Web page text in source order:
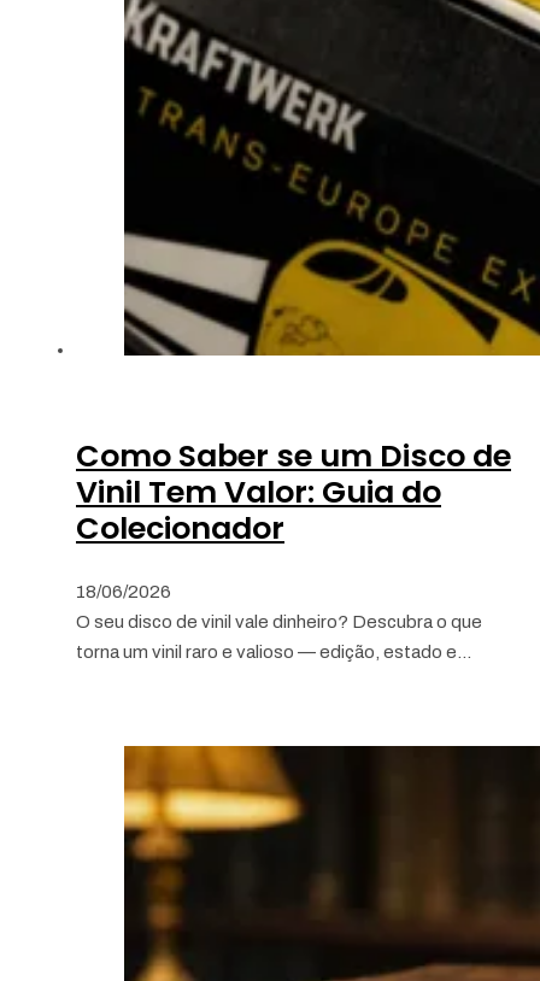
Como Saber se um Disco de
Vinil Tem Valor: Guia do
Colecionador
18/06/2026
O seu disco de vinil vale dinheiro? Descubra o que
torna um vinil raro e valioso — edição, estado e…